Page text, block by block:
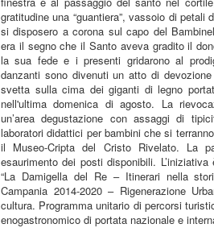
gratitudine una “guantiera”, vassoio di
si disposero a corona sul capo del
era il segno che il Santo aveva gradito il
la sua fede e i presenti gridarono al
danzanti sono divenuti un atto di
svetta sulla cima dei giganti di legno
nell'ultima domenica di agosto. La
un’area degustazione con assaggi di
laboratori didattici per bambini che si
il Museo-Cripta del Cristo Rivelato. La
esaurimento dei posti disponibili.
“La Damigella del Re – Itinerari nella
Campania 2014-2020 – Rigenerazione
cultura. Programma unitario di percorsi
enogastronomico di portata nazionale e